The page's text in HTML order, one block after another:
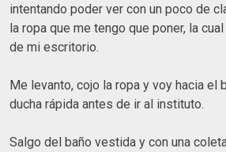
intentando poder ver con un poco de
la ropa que me tengo que poner, la
de mi escritorio.
Me levanto, cojo la ropa y voy hacia el
ducha rápida antes de ir al instituto.
Salgo del baño vestida y con una